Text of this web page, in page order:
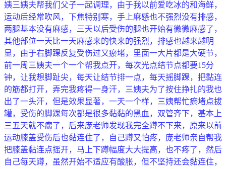
姨三姨夫帮我们父子一起调理，由于我以前爱吃冰的和海鲜，
运动后经常吹风，下焦特别寒，手上麻感也不强烈没有排感，
两腿基本没有麻感，三天以后受伤的腿也开始有微微麻感了，
其他部位一天比一天麻感来的快来的强烈，排感也越来越明
显，由于右脚踝反复受伤过又瘀堵，里面一大片都是大硬节，
前一周三姨夫一个一个帮我点开，每次光点结节点都要15分
钟，让我想脚趾尖，每天让结节排一点，每天摇脚踝，把黏连
的筋都打开，弄完我疼得一身汗，三姨夫为了按住挣扎的我也
出了一头汗，但是效果显著，一天一个样，三姨帮忙瘀堵点拔
罐，受伤的脚踝每次都是很多黏黏的黑血，双管齐下，基本上
三五天就不瘸了，后来庞老师发现我完全蹲不下来，原来以前
运动膝盖受伤后也黏连住了，自己蹲又怕疼，庞老师亲自帮我
把膝盖黏连点摇开，马上下蹲幅度大大提高，也不疼了，然后
自己每天蹲，虽然开始不适应有酸胀，但不坚持还会黏连住，